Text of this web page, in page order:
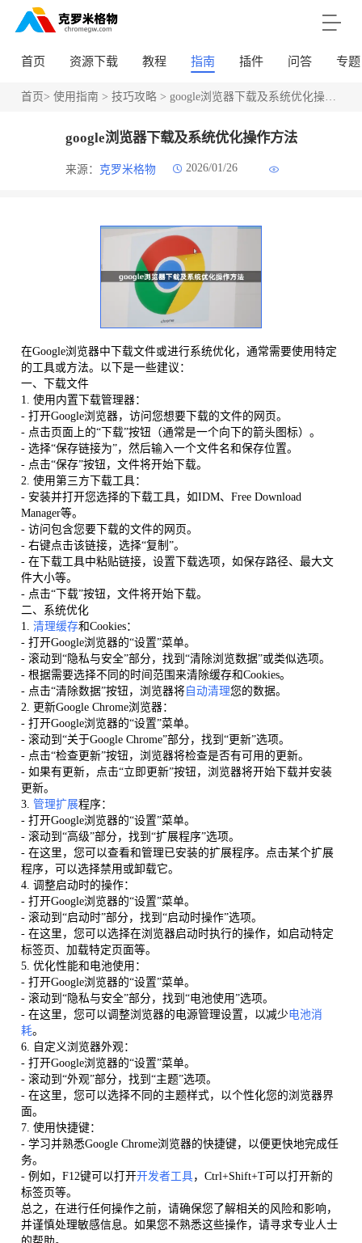
首页 资源下载 教程 指南 插件 问答 专题
首页> 使用指南 > 技巧攻略> google浏览器下载及系统优化操作方法
google浏览器下载及系统优化操作方法
来源： 克罗米格物 2026/01/26
在Google浏览器中下载文件或进行系统优化，通常需要使用特定
的工具或方法。以下是一些建议：
一、下载文件
1. 使用内置下载管理器：
- 打开Google浏览器，访问您想要下载的文件的网页。
- 点击页面上的“下载”按钮（通常是一个向下的箭头图标）。
- 选择“保存链接为”，然后输入一个文件名和保存位置。
- 点击“保存”按钮，文件将开始下载。
2. 使用第三方下载工具：
- 安装并打开您选择的下载工具，如IDM、Free Download
Manager等。
- 访问包含您要下载的文件的网页。
- 右键点击该链接，选择“复制”。
- 在下载工具中粘贴链接，设置下载选项，如保存路径、最大文
件大小等。
- 点击“下载”按钮，文件将开始下载。
二、系统优化
1. 清理缓存和Cookies：
- 打开Google浏览器的“设置”菜单。
- 滚动到“隐私与安全”部分，找到“清除浏览数据”或类似选项。
- 根据需要选择不同的时间范围来清除缓存和Cookies。
- 点击“清除数据”按钮，浏览器将自动清理您的数据。
2. 更新Google Chrome浏览器：
- 打开Google浏览器的“设置”菜单。
- 滚动到“关于Google Chrome”部分，找到“更新”选项。
- 点击“检查更新”按钮，浏览器将检查是否有可用的更新。
- 如果有更新，点击“立即更新”按钮，浏览器将开始下载并安装
更新。
3. 管理扩展程序：
- 打开Google浏览器的“设置”菜单。
- 滚动到“高级”部分，找到“扩展程序”选项。
- 在这里，您可以查看和管理已安装的扩展程序。点击某个扩展
程序，可以选择禁用或卸载它。
4. 调整启动时的操作：
- 打开Google浏览器的“设置”菜单。
- 滚动到“启动时”部分，找到“启动时操作”选项。
- 在这里，您可以选择在浏览器启动时执行的操作，如启动特定
标签页、加载特定页面等。
5. 优化性能和电池使用：
- 打开Google浏览器的“设置”菜单。
- 滚动到“隐私与安全”部分，找到“电池使用”选项。
- 在这里，您可以调整浏览器的电源管理设置，以减少电池消
耗。
6. 自定义浏览器外观：
- 打开Google浏览器的“设置”菜单。
- 滚动到“外观”部分，找到“主题”选项。
- 在这里，您可以选择不同的主题样式，以个性化您的浏览器界
面。
7. 使用快捷键：
- 学习并熟悉Google Chrome浏览器的快捷键，以便更快地完成任
务。
- 例如，F12键可以打开开发者工具，Ctrl+Shift+T可以打开新的
标签页等。
总之，在进行任何操作之前，请确保您了解相关的风险和影响，
并谨慎处理敏感信息。如果您不熟悉这些操作，请寻求专业人士